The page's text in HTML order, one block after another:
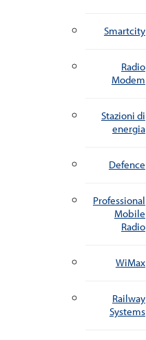
Smartcity
Radio
Modem
Stazioni di
energia
Defence
Professional
Mobile
Radio
WiMax
Railway
Systems